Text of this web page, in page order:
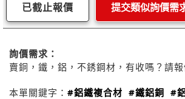
已截止報價 提交類似詢價需
詢價需求：
賣銅，鐵，鋁，不銹鋼材，有收嗎？請
本單關鍵字： #鋁鐵複合材 #鐵鋁銅 #